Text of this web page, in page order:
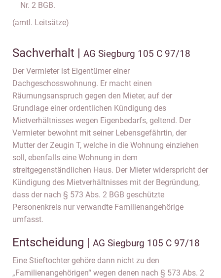
Nr. 2 BGB.
(amtl. Leitsätze)
Sachverhalt | AG Siegburg 105 C 97/18
Der Vermieter ist Eigentümer einer
Dachgeschosswohnung. Er macht einen
Räumungsanspruch gegen den Mieter, auf der
Grundlage einer ordentlichen Kündigung des
Mietverhältnisses wegen Eigenbedarfs, geltend. Der
Vermieter bewohnt mit seiner Lebensgefährtin, der
Mutter der Zeugin T, welche in die Wohnung einziehen
soll, ebenfalls eine Wohnung in dem
streitgegenständlichen Haus. Der Mieter widerspricht der
Kündigung des Mietverhältnisses mit der Begründung,
dass der nach § 573 Abs. 2 BGB geschützte
Personenkreis nur verwandte Familienangehörige
umfasst.
Entscheidung | AG Siegburg 105 C 97/18
Eine Stieftochter gehöre dann nicht zu den
„Familienangehörigen“ wegen denen nach § 573 Abs. 2